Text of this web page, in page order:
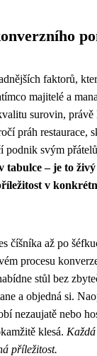
faktorů,
majitelé a
surovin,
práh restaurace,
podnik svým
tabulce – je to
v
číšníka až po
procesu
stůl bez
a objedná si.
nezaujatě nebo
klesá.
příležitost.